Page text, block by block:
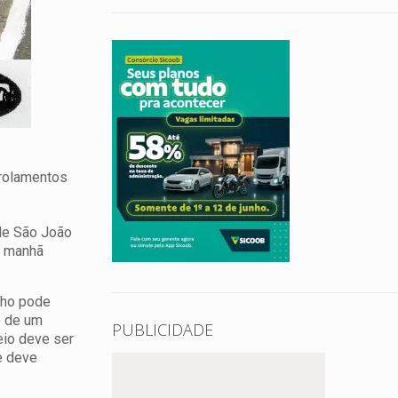
São João
pode
um
deve ser
deve
PUBLICIDADE